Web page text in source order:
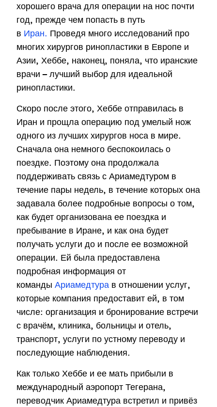
хорошего врача для операции на нос почти
год, прежде чем попасть в путь
в Иран. Проведя много исследований про
многих хирургов ринопластики в Европе и
Азии, Хеббе, наконец, поняла, что иранские
врачи – лучший выбор для идеальной
ринопластики.
Скоро после этого, Хеббе отправилась в
Иран и прощла операцию под умелый нож
одного из лучших хирургов носа в мире.
Сначала она немного беспокоилась о
поездке. Поэтому она продолжала
поддерживать связь с Ариамедтуром в
течение пары недель, в течение которых она
задавала более подробные вопросы о том,
как будет организована ее поездка и
пребывание в Иране, и как она будет
получать услуги до и после ее возможной
операции. Ей была предоставлена
подробная информация от
команды Ариамедтурав отношении услуг,
которые компания предоставит ей, в том
числе: организация и бронирование встречи
с врачём, клиника, больницы и отель,
транспорт, услуги по устному переводу и
последующие наблюдения.
Как только Хеббе и ее мать прибыли в
международный аэропорт Тегерана,
переводчик Ариамедтура встретил и привёз